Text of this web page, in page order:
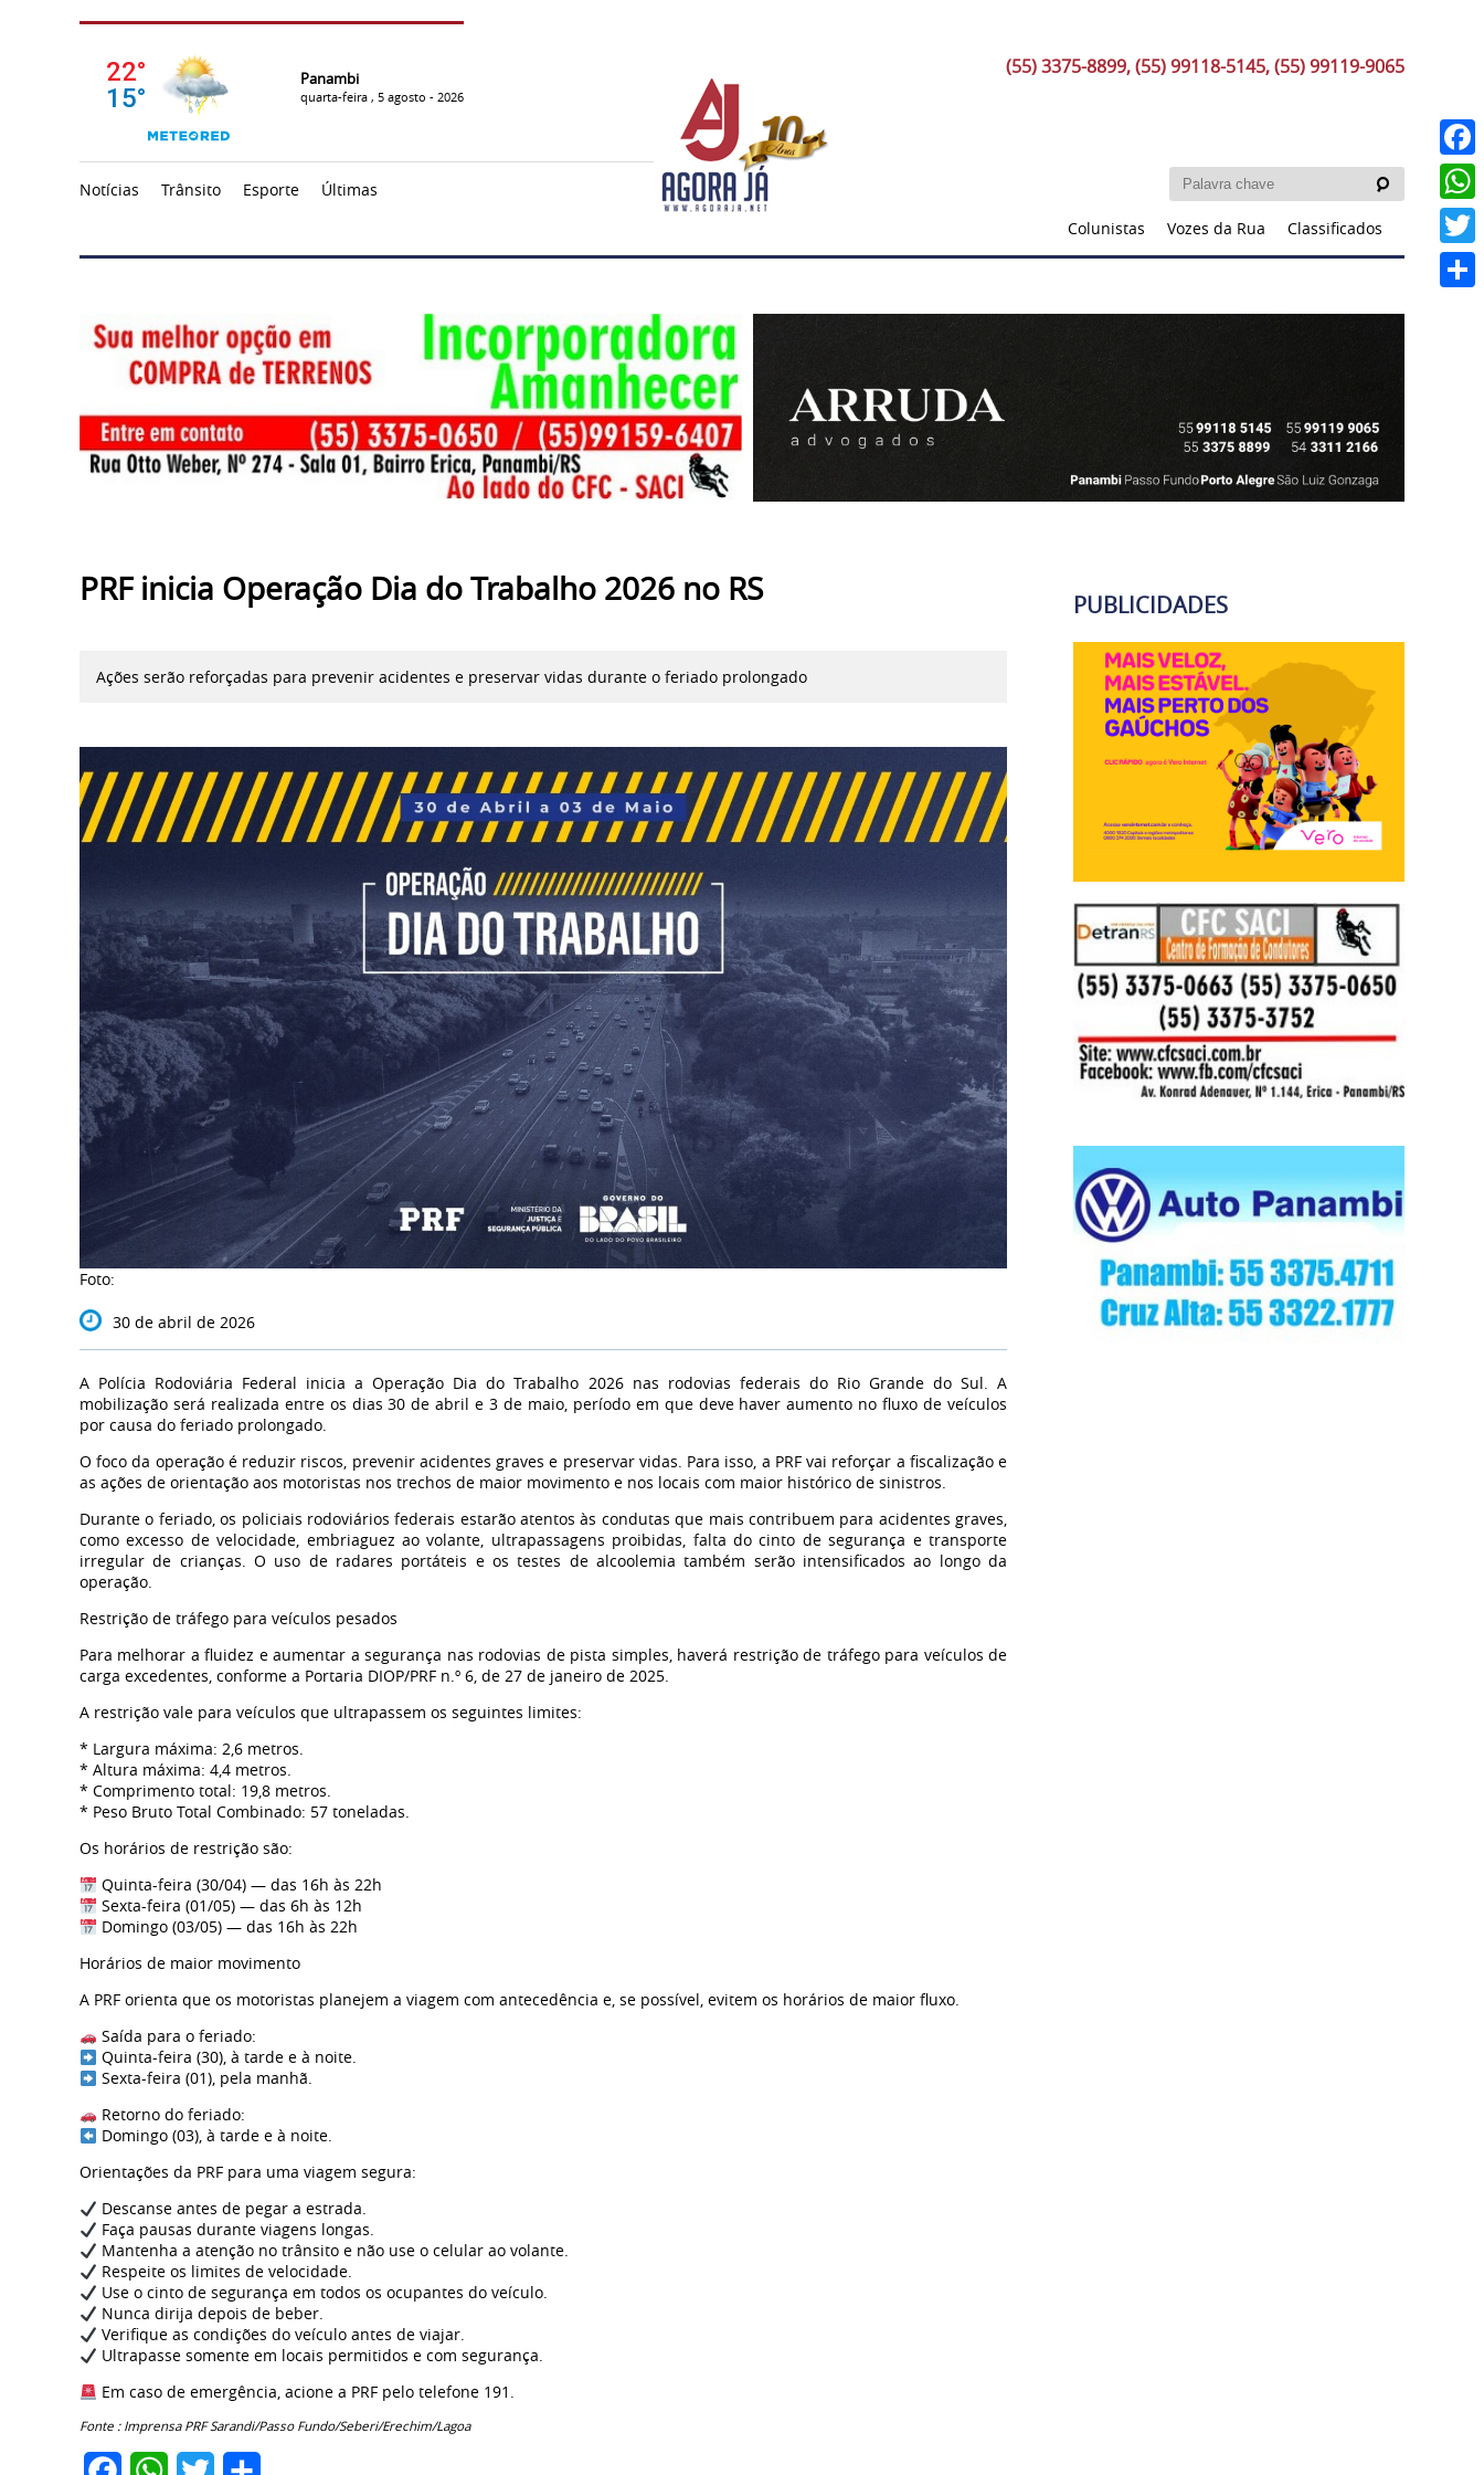
Panambi
quarta-feira , 5 agosto - 2026
(55) 3375-8899, (55) 99118-5145, (55) 99119-9065
Notícias Trânsito Esporte
Últimas
Colunistas
Vozes da Rua Classificados
PRF inicia Operação Dia do Trabalho 2026 no RS
Ações serão reforçadas para prevenir acidentes e preservar vidas durante o feriado prolongado
Foto:
30 de abril de 2026
A Polícia Rodoviária Federal inicia a Operação Dia do Trabalho 2026 nas rodovias federais do Rio Grande do Sul. A
mobilização será realizada entre os dias 30 de abril e 3 de maio, período em que deve haver aumento no fluxo de veículos
por causa do feriado prolongado.
O foco da operação é reduzir riscos, prevenir acidentes graves e preservar vidas. Para isso, a PRF vai reforçar a fiscalização e
as ações de orientação aos motoristas nos trechos de maior movimento e nos locais com maior histórico de sinistros.
Durante o feriado, os policiais rodoviários federais estarão atentos às condutas que mais contribuem para acidentes graves,
como excesso de velocidade, embriaguez ao volante, ultrapassagens proibidas, falta do cinto de segurança e transporte
irregular de crianças. O uso de radares portáteis e os testes de alcoolemia também serão intensificados ao longo da
operação.
Restrição de tráfego para veículos pesados
Para melhorar a fluidez e aumentar a segurança nas rodovias de pista simples, haverá restrição de tráfego para veículos de
carga excedentes, conforme a Portaria DIOP/PRF n.º 6, de 27 de janeiro de 2025.
A restrição vale para veículos que ultrapassem os seguintes limites:
* Largura máxima: 2,6 metros.
* Altura máxima: 4,4 metros.
* Comprimento total: 19,8 metros.
* Peso Bruto Total Combinado: 57 toneladas.
Os horários de restrição são:
Quinta-feira (30/04) — das 16h às 22h
Sexta-feira (01/05) — das 6h às 12h
Domingo (03/05) — das 16h às 22h
Horários de maior movimento
A PRF orienta que os motoristas planejem a viagem com antecedência e, se possível, evitem os horários de maior fluxo.
Saída para o feriado:
Quinta-feira (30), à tarde e à noite.
Sexta-feira (01), pela manhã.
Retorno do feriado:
Domingo (03), à tarde e à noite.
Orientações da PRF para uma viagem segura:
Descanse antes de pegar a estrada.
Faça pausas durante viagens longas.
Mantenha a atenção no trânsito e não use o celular ao volante.
Respeite os limites de velocidade.
Use o cinto de segurança em todos os ocupantes do veículo.
Nunca dirija depois de beber.
Verifique as condições do veículo antes de viajar.
Ultrapasse somente em locais permitidos e com segurança.
Em caso de emergência, acione a PRF pelo telefone 191.
Fonte : Imprensa PRF Sarandi/Passo Fundo/Seberi/Erechim/Lagoa
PUBLICIDADES